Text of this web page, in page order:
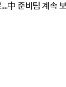
中 준비팀 계속